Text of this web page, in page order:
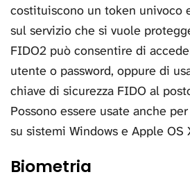
costituiscono un token univoco
sul servizio che si vuole
FIDO2 può consentire di
utente o password, oppure di
chiave di sicurezza FIDO al
Possono essere usate anche
su sistemi Windows e Apple OS
Biometria